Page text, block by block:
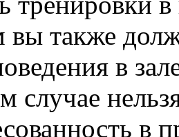
вы также
в
случае
в